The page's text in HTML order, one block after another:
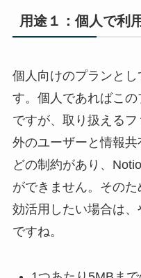
用途１：個人で利
個人向けのプランと
す。個人であればこ
ですが、取り扱える
外のユーザーと情報
どの制約があり、
ができません。その
効活用したい場合は
ですね。